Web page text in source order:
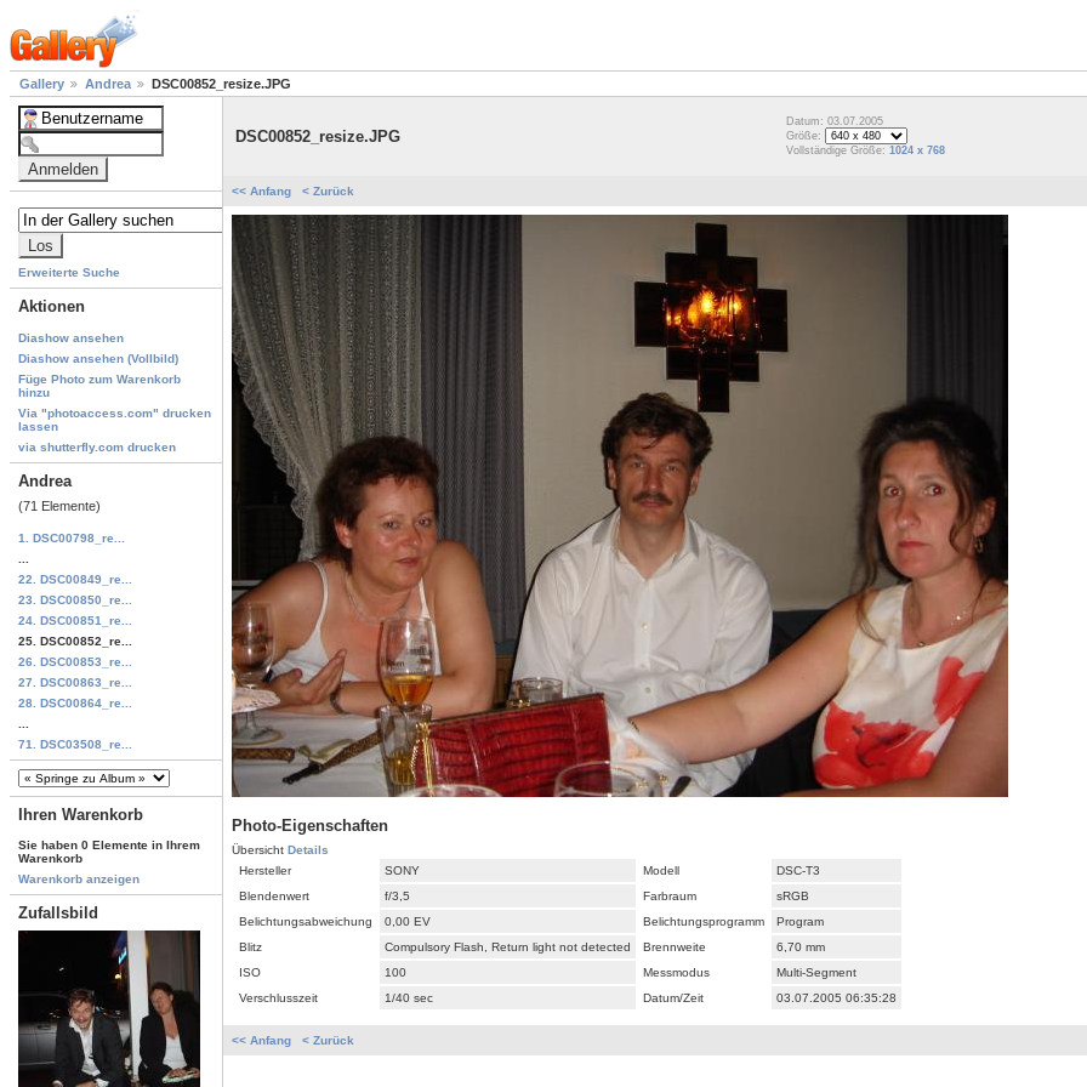
Gallery Andrea DSC00852_resize.JPG
Erweiterte Suche
Aktionen
Diashow ansehen
Diashow ansehen (Vollbild)
Füge Photo zum Warenkorb
hinzu
Via "photoaccess.com" drucken
lassen
via shutterfly.com drucken
Andrea
(71 Elemente)
1. DSC00798_re...
22. DSC00849_re...
23. DSC00850_re...
24. DSC00851_re...
25. DSC00852_re...
26. DSC00853_re...
27. DSC00863_re...
28. DSC00864_re...
71. DSC03508_re...
Ihren Warenkorb
Sie haben 0 Elemente in Ihrem
Warenkorb
Warenkorb anzeigen
Zufallsbild
DSC00852_resize.JPG
Datum: 03.07.2005
Größe:
Vollständige Größe: 1024 x 768
<< Anfang < Zurück
Photo-Eigenschaften
Übersicht Details
Hersteller
SONY Modell
DSC-T3
Blendenwert
f/3,5 Farbraum
sRGB
Belichtungsabweichung
0,00 EV Belichtungsprogramm
Program
Blitz
Compulsory Flash, Return light not detected Brennweite
6,70 mm
ISO
100 Messmodus
Multi-Segment
Verschlusszeit
1/40 sec Datum/Zeit 03.07.2005 06:35:28
<< Anfang < Zurück